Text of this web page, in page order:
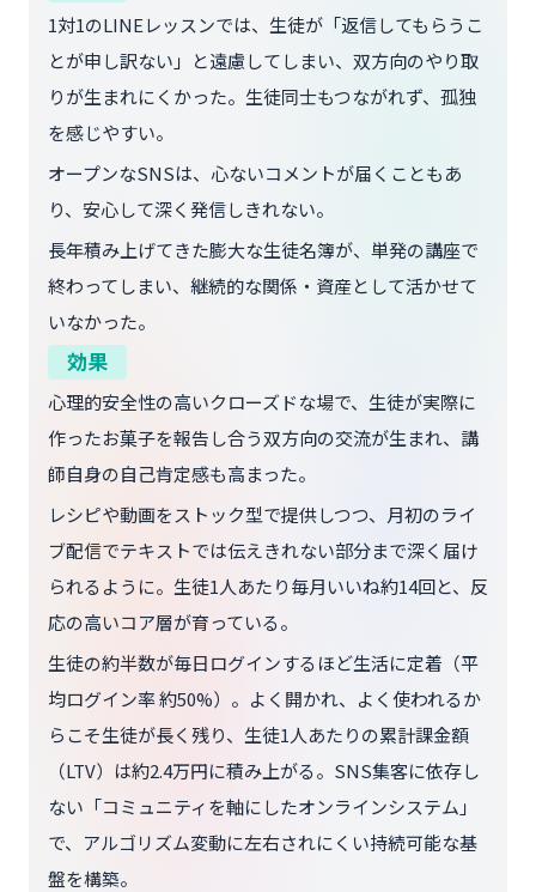
1対1のLINEレッスンでは、生徒が「返信してもらうこ
とが申し訳ない」と遠慮してしまい、双方向のやり取
りが生まれにくかった。生徒同士もつながれず、孤独
を感じやすい。
オープンなSNSは、心ないコメントが届くこともあ
り、安心して深く発信しきれない。
長年積み上げてきた膨大な生徒名簿が、単発の講座で
終わってしまい、継続的な関係・資産として活かせて
いなかった。
効果
心理的安全性の高いクローズドな場で、生徒が実際に
作ったお菓子を報告し合う双方向の交流が生まれ、講
師自身の自己肯定感も高まった。
レシピや動画をストック型で提供しつつ、月初のライ
ブ配信でテキストでは伝えきれない部分まで深く届け
られるように。生徒1人あたり毎月いいね約14回と、反
応の高いコア層が育っている。
生徒の約半数が毎日ログインするほど生活に定着（平
均ログイン率 約50%）。よく開かれ、よく使われるか
らこそ生徒が長く残り、生徒1人あたりの累計課金額
（LTV）は約2.4万円に積み上がる。SNS集客に依存し
ない「コミュニティを軸にしたオンラインシステム」
で、アルゴリズム変動に左右されにくい持続可能な基
盤を構築。